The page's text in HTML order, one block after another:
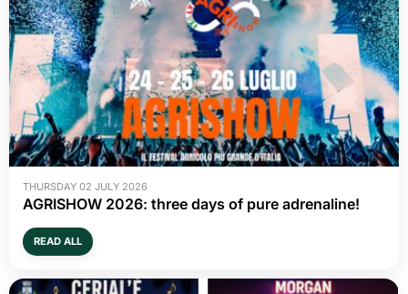
READ ALL
WEDNESDAY 08 JULY 2026
Goya. Black White Dream @Villa Fiorentino -
Sorrento
FRIDAY 03 JULY 2026